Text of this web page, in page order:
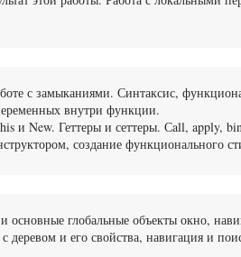
с замыканиями. Синтаксис,
внутри функции.
и New. Геттеры и сеттеры. Сall, apply,
создание функционального
глобальные объекты окно,
и его свойства, навигация и